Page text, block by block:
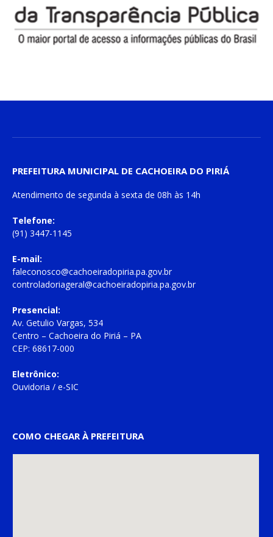
PREFEITURA MUNICIPAL DE CACHOEIRA DO PIRIÁ
Atendimento de segunda à sexta de 08h às 14h
Telefone:
(91) 3447-1145
E-mail:
faleconosco@cachoeiradopiria.pa.gov.br
controladoriageral@cachoeiradopiria.pa.gov.br
Presencial:
Av. Getulio Vargas, 534
Centro – Cachoeira do Piriá – PA
CEP: 68617-000
Eletrônico:
Ouvidoria / e-SIC
COMO CHEGAR À PREFEITURA